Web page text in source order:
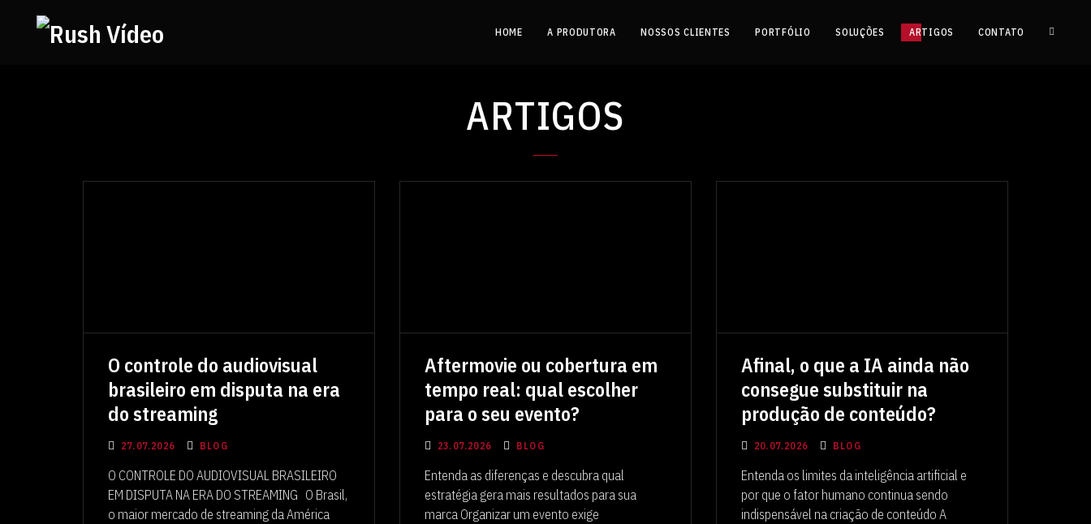
HOME A PRODUTORA NOSSOS CLIENTES PORTFÓLIO SOLUÇÕES ARTIGOS CONTATO
ARTIGOS
O controle do audiovisual
brasileiro em disputa na era
do streaming
27.07.2026 BLOG
O CONTROLE DO AUDIOVISUAL BRASILEIRO
EM DISPUTA NA ERA DO STREAMING O Brasil,
o maior mercado de streaming da América
Aftermovie ou cobertura em
tempo real: qual escolher
para o seu evento?
23.07.2026 BLOG
Entenda as diferenças e descubra qual
estratégia gera mais resultados para sua
marca Organizar um evento exige
Afinal, o que a IA ainda não
consegue substituir na
produção de conteúdo?
20.07.2026 BLOG
Entenda os limites da inteligência artificial e
por que o fator humano continua sendo
indispensável na criação de conteúdo A